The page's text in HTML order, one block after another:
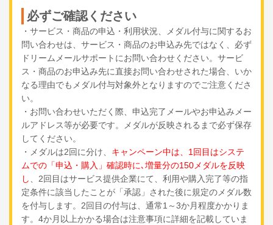
必ずご確認ください
・サービス・商品の申込・利用状況、メダル付与に関するお
問い合わせは、サービス・商品のお申込み先ではなく、必ず
ドリームメールサポートにお問い合わせください。サービ
ス・商品のお申込み先に直接お問い合わせされた場合、いか
なる理由でもメダル付与対象外となりますのでご注意くださ
い。
・お問い合わせいただく際、申込完了メールやお申込みメー
ルアドレス等が必要です。メダルが反映されるまで必ず保存
してください。
・メダルは2回に分け、 キャンペーン中は、1回目はシステ
ムでの「申込・購入」確認時に､増量分の150メダルを反映
し
、2回目はサービス提供企業にて、利用や購入完了等の指
定条件に該当したことが「承認」された後に規定のメダル数
を付与します。2回目の付与は、通常1～3か月程度かかりま
す。4か月以上かかる場合は注意事項に詳細を記載していま